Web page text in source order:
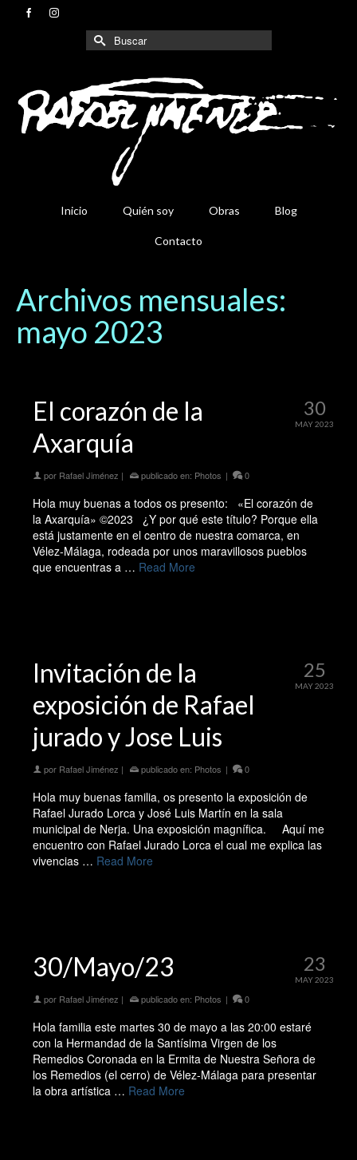
Buscar
por:
Inicio Quién soy Obras Blog
Contacto
Archivos mensuales:
mayo 2023
30
MAY 2023
El corazón de la
Axarquía
por Rafael Jiménez | publicado en: Photos | 0
Hola muy buenas a todos os presento: «El corazón de
la Axarquía» ©2023 ¿Y por qué este título? Porque ella
está justamente en el centro de nuestra comarca, en
Vélez-Málaga, rodeada por unos maravillosos pueblos
que encuentras a … Read More
25
MAY 2023
Invitación de la
exposición de Rafael
jurado y Jose Luis
por Rafael Jiménez | publicado en: Photos | 0
Hola muy buenas familia, os presento la exposición de
Rafael Jurado Lorca y José Luis Martín en la sala
municipal de Nerja. Una exposición magnífica. Aquí me
encuentro con Rafael Jurado Lorca el cual me explica las
vivencias … Read More
23
MAY 2023
30/Mayo/23
por Rafael Jiménez | publicado en: Photos | 0
Hola familia este martes 30 de mayo a las 20:00 estaré
con la Hermandad de la Santísima Virgen de los
Remedios Coronada en la Ermita de Nuestra Señora de
los Remedios (el cerro) de Vélez-Málaga para presentar
la obra artística … Read More